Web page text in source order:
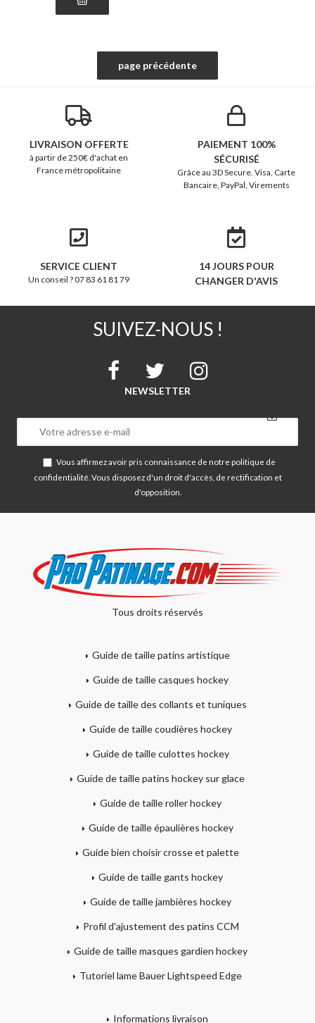
LIVRAISON OFFERTE
à partir de 250€ d'achat en
France métropolitaine
PAIEMENT 100%
SÉCURISÉ
Grâce au 3D Secure. Visa, Carte
Bancaire, PayPal, Virements
SERVICE CLIENT
Un conseil ? 07 83 61 81 79
14 JOURS POUR
CHANGER D'AVIS
SUIVEZ-NOUS !
NEWSLETTER
Vous affirmez avoir pris connaissance de notre politique de
confidentialité . Vous disposez d'un droit d'accès, de rectification et
d'opposition.
Tous droits réservés
Guide de taille patins artistique
Guide de taille casques hockey
Guide de taille des collants et tuniques
Guide de taille coudières hockey
Guide de taille culottes hockey
Guide de taille patins hockey sur glace
Guide de taille roller hockey
Guide de taille épaulières hockey
Guide bien choisir crosse et palette
Guide de taille gants hockey
Guide de taille jambières hockey
Profil d'ajustement des patins CCM
Guide de taille masques gardien hockey
Tutoriel lame Bauer Lightspeed Edge
Informations livraison